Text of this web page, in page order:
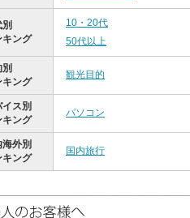
キング
10・20代
50代以上
別
キング
観光目的
ス別
キング
パソコン
海外別
キング
国内旅行